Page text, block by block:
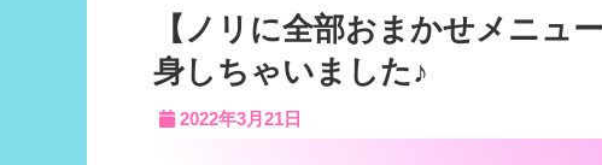
【ノリに全部おまかせメニュ
身しちゃいました♪
2022年3月21日